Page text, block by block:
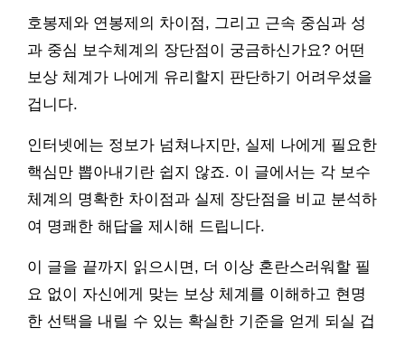
호봉제와 연봉제의 차이점, 그리고 근속 중심과 성
과 중심 보수체계의 장단점이 궁금하신가요? 어떤
보상 체계가 나에게 유리할지 판단하기 어려우셨을
겁니다.
인터넷에는 정보가 넘쳐나지만, 실제 나에게 필요한
핵심만 뽑아내기란 쉽지 않죠. 이 글에서는 각 보수
체계의 명확한 차이점과 실제 장단점을 비교 분석하
여 명쾌한 해답을 제시해 드립니다.
이 글을 끝까지 읽으시면, 더 이상 혼란스러워할 필
요 없이 자신에게 맞는 보상 체계를 이해하고 현명
한 선택을 내릴 수 있는 확실한 기준을 얻게 되실 겁